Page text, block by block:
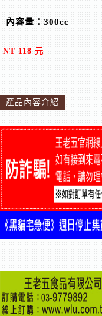
內容量：300cc
NT 118 元
產品內容介紹